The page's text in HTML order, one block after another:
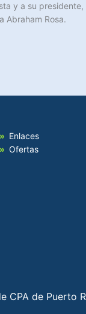
y a su
Abraham Rosa.
Enlaces
Ofertas
CPA de Puerto